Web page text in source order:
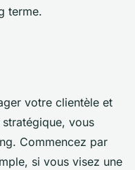
terme.
votre clientèle et
vous
Commencez par
si vous visez une